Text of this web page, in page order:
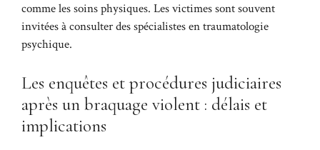
comme les soins physiques. Les victimes sont souvent
invitées à consulter des spécialistes en traumatologie
psychique.
Les enquêtes et procédures judiciaires
après un braquage violent : délais et
implications